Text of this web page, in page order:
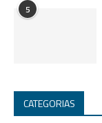
5
CATEGORIAS